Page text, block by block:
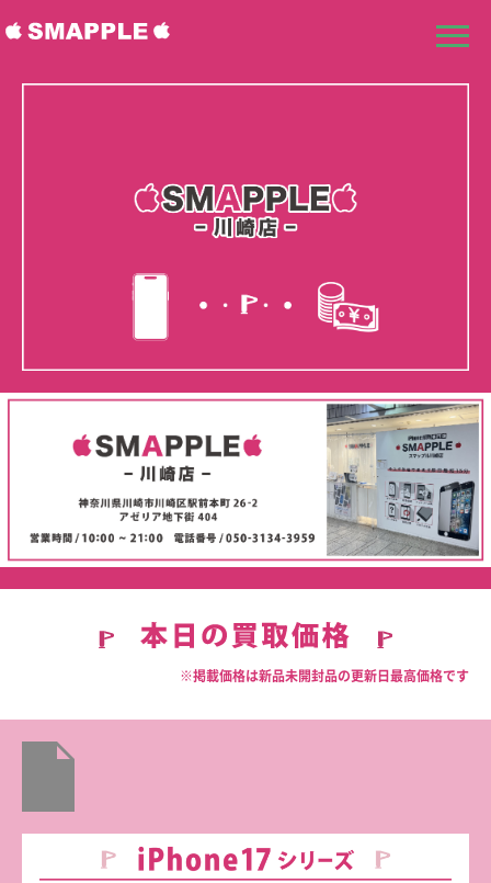
※掲載価格は新品未開封品の更新日最高価格です